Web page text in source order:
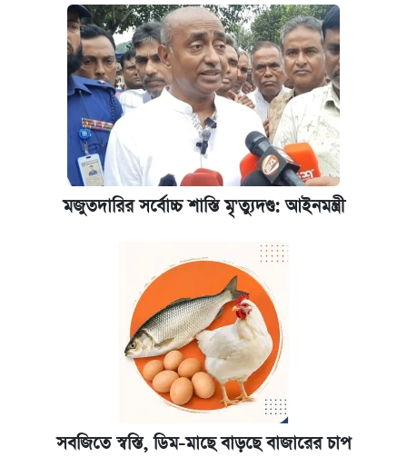
মজুতদারির সর্বোচ্চ শাস্তি মৃ'ত্যুদণ্ড: আইনমন্ত্রী
সবজিতে স্বস্তি, ডিম-মাছে বাড়ছে বাজারের চাপ